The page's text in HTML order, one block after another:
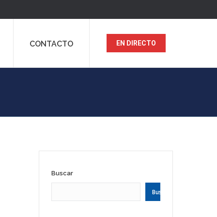
CONTACTO EN DIRECTO
Buscar
Buscar